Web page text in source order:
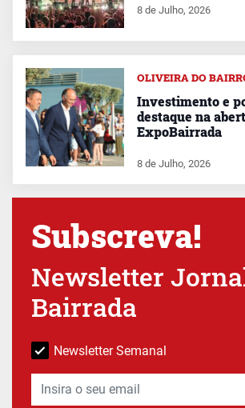
8 de Julho, 2026
OLIVEIRA DO
Investimento e
destaque na
ExpoBairrada
8 de Julho, 2026
Subscreva!
Newsletter
Bairrada
Newsletter Semanal